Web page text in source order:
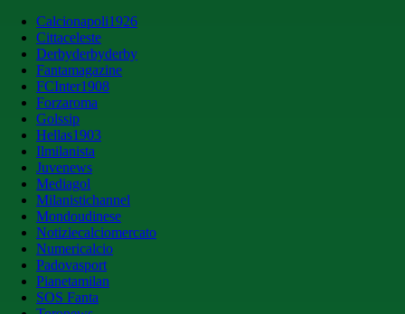
Calcionapoli1926
Cittaceleste
Derbyderbyderby
Fantamagazine
FCInter1908
Forzaroma
Golssip
Hellas1903
Ilmilanista
Juvenews
Mediagol
Milanistichannel
Mondoudinese
Notiziecalciomercato
Numericalcio
Padovasport
Pianetamilan
SOS Fanta